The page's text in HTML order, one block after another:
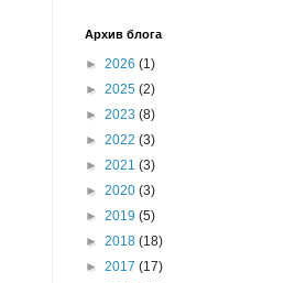
Архив блога
► 2026 (1)
► 2025 (2)
► 2023 (8)
► 2022 (3)
► 2021 (3)
► 2020 (3)
► 2019 (5)
► 2018 (18)
► 2017 (17)